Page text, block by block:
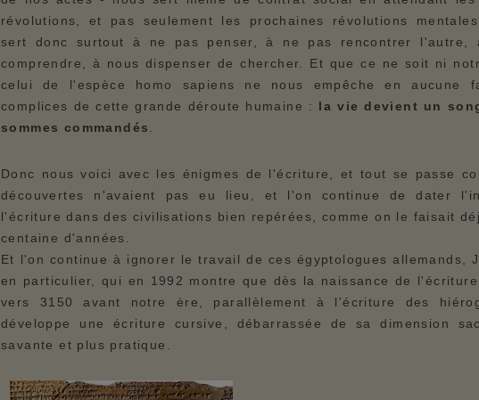
révolutions, et pas seulement les prochaines révolutions
sert donc surtout à ne pas penser, à ne pas rencontrer l'autre,
comprendre, à nous dispenser de chercher. Et que ce ne soit ni
celui de l'espèce homo sapiens ne nous empêche en aucune
complices de cette grande déroute humaine : la vie devient un
sommes commandés
Donc nous voici avec les énigmes de l'écriture, et tout se passe
découvertes n'avaient pas eu lieu, et l'on continue de dater
l'écriture dans des civilisations bien repérées, comme on le faisait
centaine d'années.
Et l'on continue à ignorer le travail de ces égyptologues allemands,
en particulier, qui en 1992 montre que dès la naissance de
vers 3150 avant notre ère, parallèlement à l'écriture des
développe une écriture cursive, débarrassée de sa dimension
savante et plus pratique.